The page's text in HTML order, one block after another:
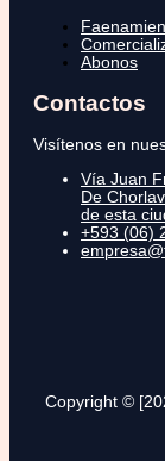
Abonos
Contactos
Visítenos en
Vía Juan
De
de esta
+593 (06)
Copyright ©